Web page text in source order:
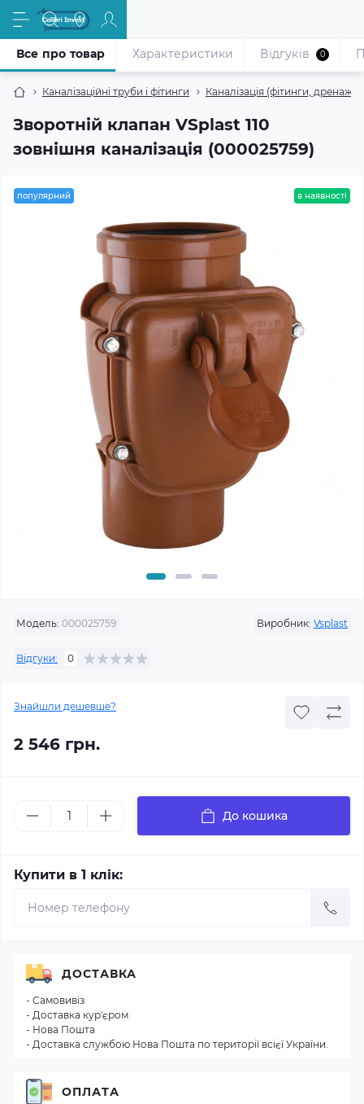
Каналізаційні труби і фітинги Каналізація (фітинги,
Зворотній клапан VSplast 110
зовнішня каналізація (000025759)
Все про товар Характеристики Відгуків 0
популярний в наявності
Модель: 000025759 Виробник: Vsplast
Відгуки: 0
Знайшли дешевше?
2 546 грн.
До кошика
Купити в 1 клік:
ДОСТАВКА
- Самовивіз
- Доставка кур'єром
- Нова Пошта
- Доставка службою Нова Пошта по території всієї України.
ОПЛАТА